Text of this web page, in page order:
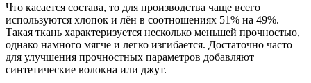
Что касается состава, то для производства чаще всего
используются хлопок и лён в соотношениях 51% на 49%.
Такая ткань характеризуется несколько меньшей прочностью,
однако намного мягче и легко изгибается. Достаточно часто
для улучшения прочностных параметров добавляют
синтетические волокна или джут.